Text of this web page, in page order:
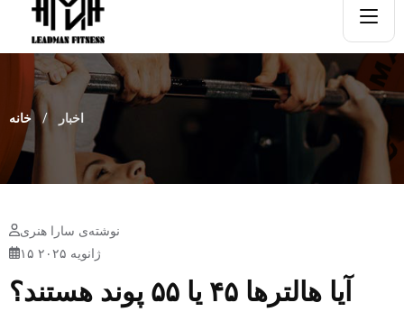
خانه اخبار
نوشته‌ی سارا هنری
۱۵ ژانویه ۲۰۲۵
آیا هالترها ۴۵ یا ۵۵ پوند هستند؟